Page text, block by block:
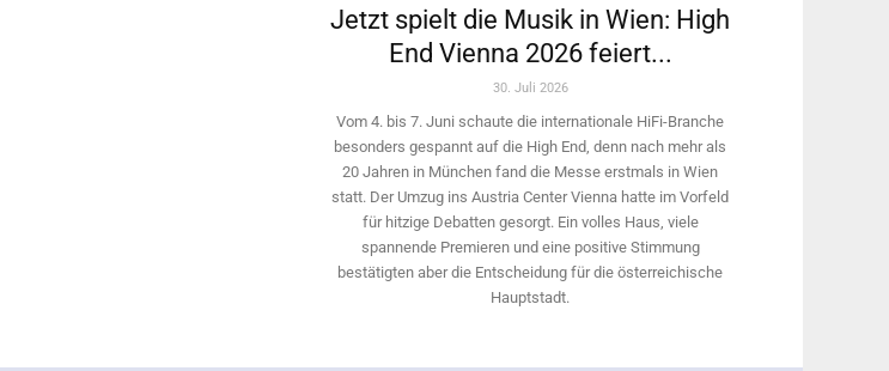
Jetzt spielt die Musik in Wien: High
End Vienna 2026 feiert...
30. Juli 2026
Vom 4. bis 7. Juni schaute die internationale HiFi-Branche
besonders gespannt auf die High End, denn nach mehr als
20 Jahren in München fand die Messe erstmals in Wien
statt. Der Umzug ins Austria Center Vienna hatte im Vorfeld
für hitzige Debatten gesorgt. Ein volles Haus, viele
spannende Premieren und eine positive Stimmung
bestätigten aber die Entscheidung für die österreichische
Hauptstadt.